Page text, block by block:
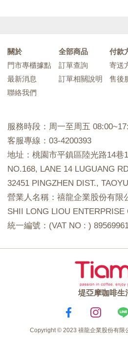
關於
門市專櫃據點
最新消息
聯絡我們
全部商品
訂單查詢
訂單相關說明
付款
寄送
售後
服務時段：周一至周五
客服專線：03-4200393
地址：桃園市平鎮區陸光路14巷
NO.168, LANE 14 LUGUANG
32451 PINGZHEN DIST.,
營業人名稱：禧龍企業股份有限
SHII LONG LIOU ENTERPRISE
統一編號：(VAT NO : )
堤亞摩咖啡生
Copyright © 2023 禧龍企業股份有限